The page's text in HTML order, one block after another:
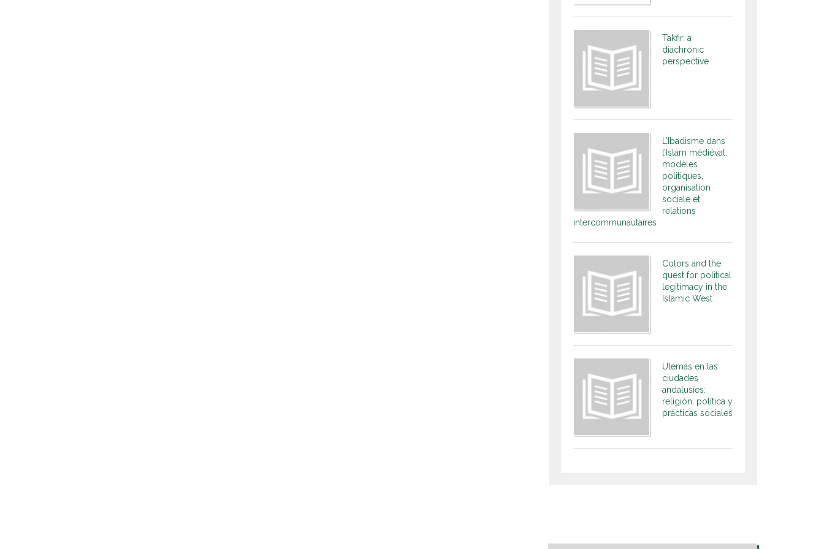
Takfir: a
diachronic
perspective
L’Ibadisme dans
l’Islam médiéval:
modèles
politiques,
organisation
sociale et
relations
intercommunautaires
Colors and the
quest for political
legitimacy in the
Islamic West
Ulemas en las
ciudades
andalusíes:
religión, política y
prácticas sociales